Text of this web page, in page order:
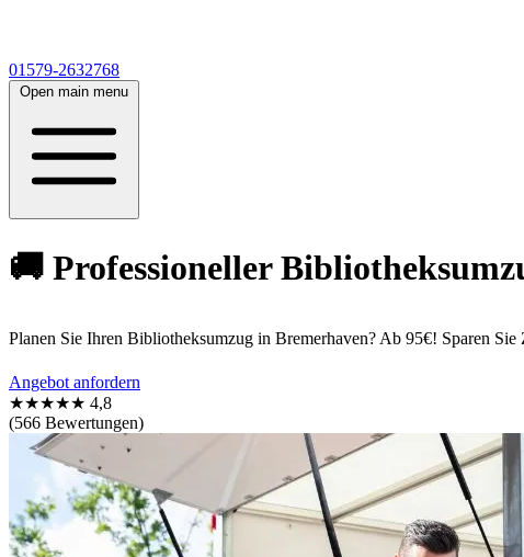
01579-2632768
Open main menu
🚚 Professioneller
Planen Sie Ihren Bibliotheksumzug in Bremerhaven? Ab 95€! Sparen
Angebot anfordern
★★★★★ 4,8
(566 Bewertungen)